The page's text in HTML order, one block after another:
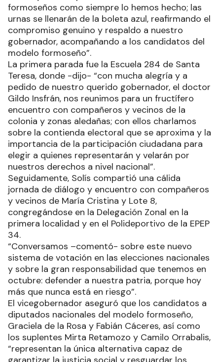
formoseños como siempre lo hemos hecho; las
urnas se llenarán de la boleta azul, reafirmando el
compromiso genuino y respaldo a nuestro
gobernador, acompañando a los candidatos del
modelo formoseño”.
La primera parada fue la Escuela 284 de Santa
Teresa, donde -dijo- “con mucha alegría y a
pedido de nuestro querido gobernador, el doctor
Gildo Insfrán, nos reunimos para un fructífero
encuentro con compañeros y vecinos de la
colonia y zonas aledañas; con ellos charlamos
sobre la contienda electoral que se aproxima y la
importancia de la participación ciudadana para
elegir a quienes representarán y velarán por
nuestros derechos a nivel nacional”.
Seguidamente, Solís compartió una cálida
jornada de diálogo y encuentro con compañeros
y vecinos de María Cristina y Lote 8,
congregándose en la Delegación Zonal en la
primera localidad y en el Polideportivo de la EPEP
34.
“Conversamos –comentó- sobre este nuevo
sistema de votación en las elecciones nacionales
y sobre la gran responsabilidad que tenemos en
octubre: defender a nuestra patria, porque hoy
más que nunca está en riesgo”.
El vicegobernador aseguró que los candidatos a
diputados nacionales del modelo formoseño,
Graciela de la Rosa y Fabián Cáceres, así como
los suplentes Mirta Retamozo y Camilo Orrabalis,
“representan la única alternativa capaz de